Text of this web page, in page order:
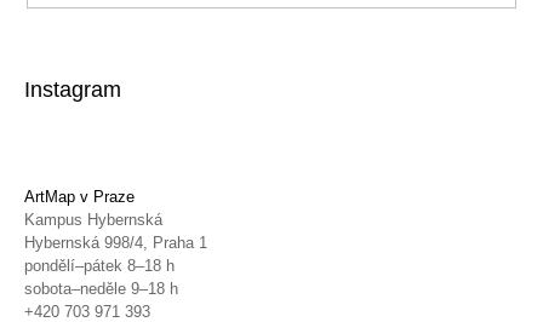
Instagram
ArtMap v Praze
Kampus Hybernská
Hybernská 998/4, Praha 1
pondělí–pátek 8–18 h
sobota–neděle 9–18 h
+420 703 971 393